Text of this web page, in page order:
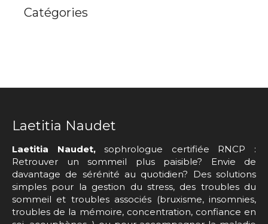
Catégories
Laetitia Naudet
Laetitia Naudet,sophrologue certifiée RNCP :
Retrouver un sommeil plus paisible? Envie de
davantage de sérénité au quotidien? Des solutions
simples pour la gestion du stress, des troubles du
sommeil et troubles associés (bruxisme, insomnies,
troubles de la mémoire, concentration, confiance en